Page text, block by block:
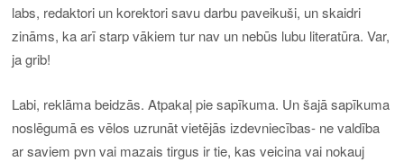
labs, redaktori un korektori savu darbu paveikuši, un skaidri
zināms, ka arī starp vākiem tur nav un nebūs lubu literatūra. Var,
ja grib!
Labi, reklāma beidzās. Atpakaļ pie sapīkuma. Un šajā sapīkuma
noslēgumā es vēlos uzrunāt vietējās izdevniecības- ne valdība
ar saviem pvn vai mazais tirgus ir tie, kas veicina vai nokauj